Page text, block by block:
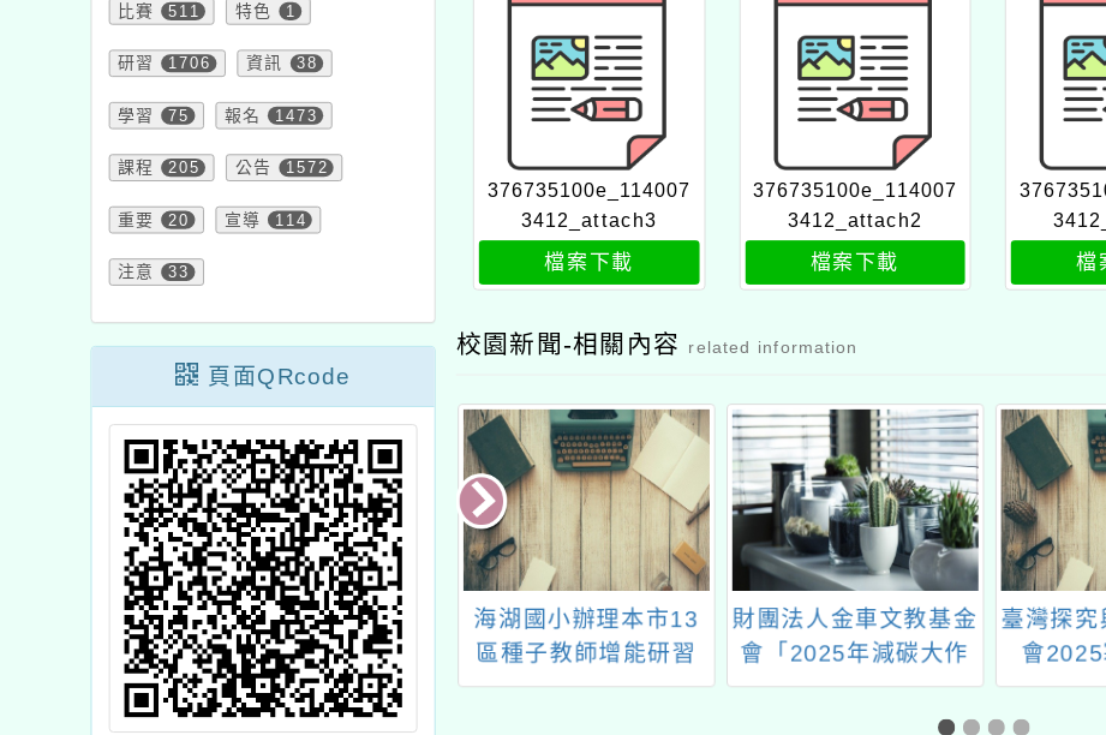
比賽 511 特色 1
研習 1706 資訊 38
學習 75 報名 1473
課程 205 公告 1572
重要 20 宣導 114
注意 33
頁面QRcode
376735100e_114007
3412_attach3
檔案下載
376735100e_114007
3412_attach2
檔案下載 檔
校園新聞-相關內容 related information
部能源署委請
師範大學辦理
度國民中小學
源創意七十二
第十屆「首望相助-希
望從頭開始」募髮活動
海湖國小辦理本市13
區種子教師增能研習
「蘆竹區戶外教育
財團法人金車文教基金
會「2025年減碳大作
戰」推廣活動
臺灣探究
會